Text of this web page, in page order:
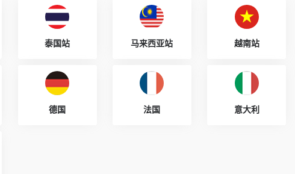
泰国站 马来西亚站 越南站
德国 法国 意大利